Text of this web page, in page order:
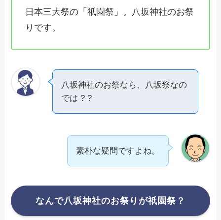
日本三大祭の「祇園祭」。八坂神社のお祭
りです。
八坂神社のお祭なら、八坂祭なの
では ? ?
素朴な疑問ですよね。
なんで八坂神社のお祭りが祇園祭？